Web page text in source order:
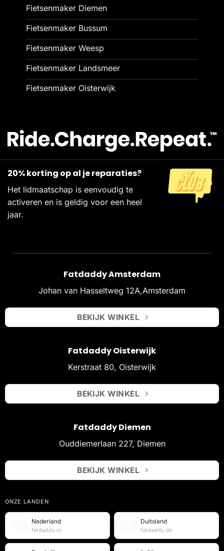
Fietsenmaker Diemen
Fietsenmaker Bussum
Fietsenmaker Weesp
Fietsenmaker Landsmeer
Fietsenmaker Oisterwijk
20% korting op al je reparaties?
Het lidmaatschap is eenvoudig te
activeren en is geldig voor een heel
jaar.
Fatdaddy Amsterdam
Johan van Hasseltweg 12A,Amsterdam
BEKIJK WINKEL
Fatdaddy Oisterwijk
Kerstraat 80, Oisterwijk
BEKIJK WINKEL
Fatdaddy Diemen
Ouddiemerlaan 227, Diemen
BEKIJK WINKEL
ONZE LANDEN
Nederland
fatdaddy.nl
Duitsland
fatdaddy.de